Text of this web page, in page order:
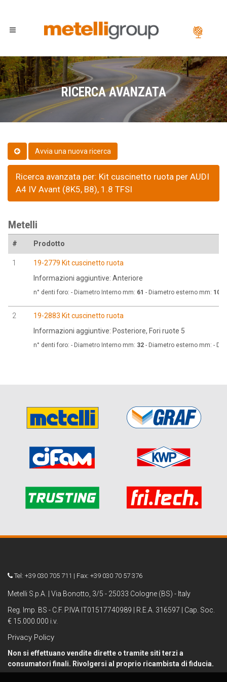
RICERCA AVANZATA
Ricerca avanzata per: Kit cuscinetto ruota per AUDI
A4 IV Avant (8K5, B8), 1.8 TFSI
Metelli
# Prodotto
1
19-2779 Kit cuscinetto ruota
Informazioni aggiuntive: Anteriore
n° denti foro: - Diametro Interno mm: 61 - Diametro esterno mm: 100
2
19-2883 Kit cuscinetto ruota
Informazioni aggiuntive: Posteriore, Fori ruote 5
n° denti foro: - Diametro Interno mm: 32 - Diametro esterno mm: -
Tel: +39 030 705 711 | Fax: +39 030 70 57 376
Metelli S.p.A. | Via Bonotto, 3/5 - 25033 Cologne (BS) - Italy
Reg. Imp. BS - C.F. P.IVA IT01517740989 | R.E.A. 316597 | Cap. Soc.
€ 15.000.000 i.v.
Privacy Policy
Non si effettuano vendite dirette o tramite siti terzi a
consumatori finali. Rivolgersi al proprio ricambista di fiducia.